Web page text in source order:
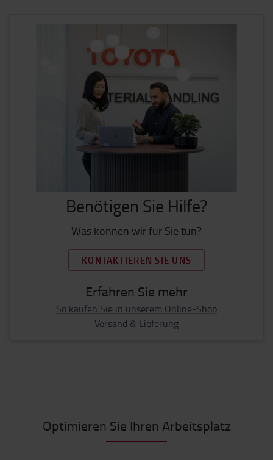
Benötigen Sie Hilfe?
Was können wir für Sie tun?
KONTAKTIEREN SIE UNS
Erfahren Sie mehr
So kaufen Sie in unserem Online-Shop
Versand & Lieferung
Optimieren Sie Ihren Arbeitsplatz